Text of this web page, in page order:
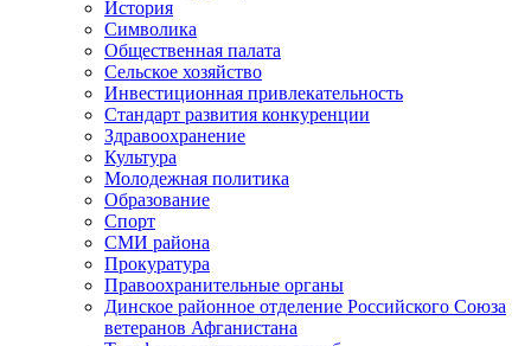
История
Символика
Общественная палата
Сельское хозяйство
Инвестиционная привлекательность
Стандарт развития конкуренции
Здравоохранение
Культура
Молодежная политика
Образование
Спорт
СМИ района
Прокуратура
Правоохранительные органы
Динское районное отделение Российского Союза
ветеранов Афганистана